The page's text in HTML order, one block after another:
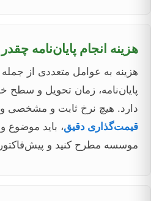
هزینه انجام پایان‌نامه
هزینه به عوامل متعددی از
پایان‌نامه، زمان تحویل و سطح
دارد. هیچ نرخ ثابت و مشخصی
قیمت‌گذاری دقیق، باید موضوع
موسسه مطرح کنید و پیش‌فاکتور